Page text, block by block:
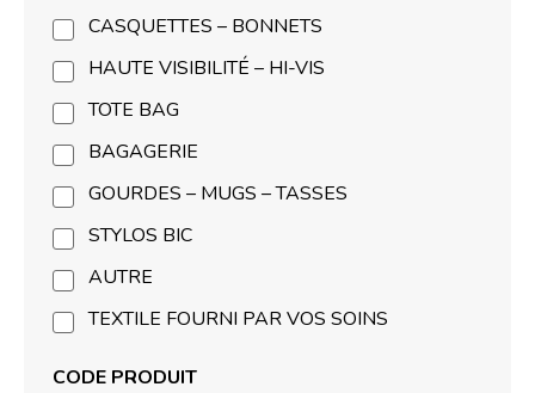
CASQUETTES – BONNETS
HAUTE VISIBILITÉ – HI-VIS
TOTE BAG
BAGAGERIE
GOURDES – MUGS – TASSES
STYLOS BIC
AUTRE
TEXTILE FOURNI PAR VOS SOINS
CODE PRODUIT